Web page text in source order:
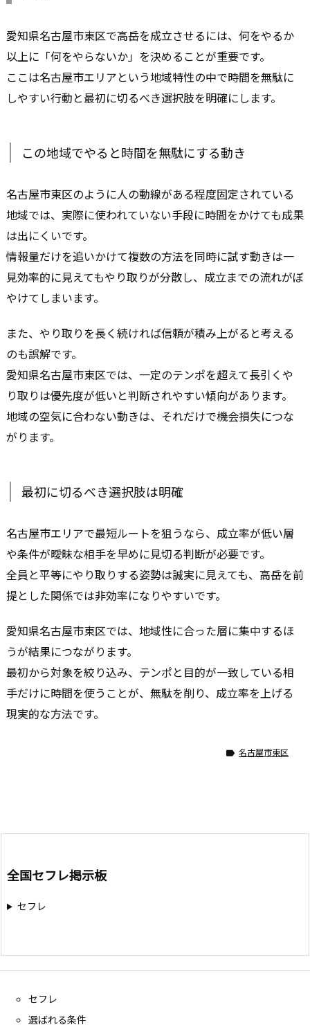
愛知県名古屋市東区で高岳を成立させるには、何をやるか
以上に「何をやらないか」を決めることが重要です。
ここは名古屋市エリアという地域特性の中で時間を無駄に
しやすい行動と最初に切るべき選択肢を明確にします。
この地域でやると時間を無駄にする動き
名古屋市東区のように人の動線がある程度固定されている
地域では、実際に使われていない手段に時間をかけても成果
は出にくいです。
情報量だけを追いかけて複数の方法を同時に試す動きは一
見効率的に見えてもやり取りが分散し、成立までの流れがぼ
やけてしまいます。
また、やり取りを長く続ければ信頼が積み上がると考える
のも誤解です。
愛知県名古屋市東区では、一定のテンポを超えて長引くや
り取りは優先度が低いと判断されやすい傾向があります。
地域の空気に合わない動きは、それだけで機会損失につな
がります。
最初に切るべき選択肢は明確
名古屋市エリアで最短ルートを狙うなら、成立率が低い層
や条件が曖昧な相手を早めに見切る判断が必要です。
全員と平等にやり取りする姿勢は誠実に見えても、高岳を前
提とした関係では非効率になりやすいです。
愛知県名古屋市東区では、地域性に合った層に集中するほ
うが結果につながります。
最初から対象を絞り込み、テンポと目的が一致している相
手だけに時間を使うことが、無駄を削り、成立率を上げる
現実的な方法です。
 名古屋市東区
全国セフレ掲示板
セフレ
セフレ
選ばれる条件